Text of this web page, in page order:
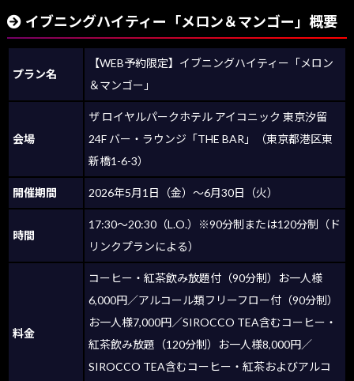
イブニングハイティー「メロン＆マンゴー」概要
プラン名
【WEB予約限定】イブニングハイティー「メロン
＆マンゴー」
会場
ザ ロイヤルパークホテル アイコニック 東京汐留
24F バー・ラウンジ「THE BAR」（東京都港区東
新橋1-6-3）
開催期間 2026年5月1日（金）〜6月30日（火）
時間
17:30〜20:30（L.O.）※90分制または120分制（ド
リンクプランによる）
料金
コーヒー・紅茶飲み放題付（90分制）お一人様
6,000円／アルコール類フリーフロー付（90分制）
お一人様7,000円／SIROCCO TEA含むコーヒー・
紅茶飲み放題（120分制）お一人様8,000円／
SIROCCO TEA含むコーヒー・紅茶およびアルコ